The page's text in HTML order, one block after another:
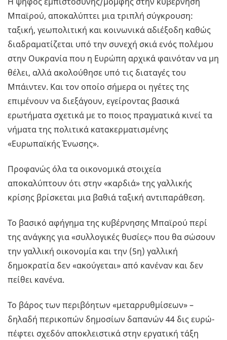
Μπαϊρού, αποκαλύπτει μια τριπλή σύγκρουση:
ταξική, γεωπολιτική και κοινωνικά αδιέξοδη καθώς
διαδραματίζεται υπό την συνεχή σκιά ενός πολέμου
στην Ουκρανία που η Ευρώπη αρχικά φαινόταν να μη
θέλει, αλλά ακολούθησε υπό τις διαταγές του
Μπάιντεν. Και τον οποίο σήμερα οι ηγέτες της
επιμένουν να διεξάγουν, εγείροντας βασικά
ερωτήματα σχετικά με το ποιος πραγματικά κινεί τα
νήματα της πολιτικά κατακερματισμένης
«Ευρωπαϊκής Ένωσης».
Προφανώς όλα τα οικονομικά στοιχεία
αποκαλύπτουν ότι στην «καρδιά» της γαλλικής
κρίσης βρίσκεται μια βαθιά ταξική αντιπαράθεση.
Το βασικό αφήγημα της κυβέρνησης Μπαϊρού περί
της ανάγκης για «συλλογικές θυσίες» που θα σώσουν
την γαλλική οικονομία και την (5η) γαλλική
δημοκρατία δεν «ακούγεται» από κανέναν και δεν
πείθει κανένα.
Το βάρος των περιβόητων «μεταρρυθμίσεων» –
δηλαδή περικοπών δημοσίων δαπανών 44 δις ευρώ-
πέφτει σχεδόν αποκλειστικά στην εργατική τάξη